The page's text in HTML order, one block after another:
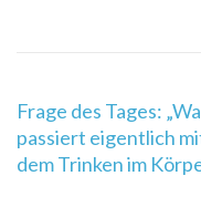
Frage des Tages:
passiert eigentlich
dem Trinken im